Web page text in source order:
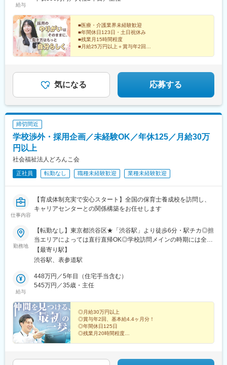
給与
■医療・介護業界未経験歓迎
■年間休日123日・土日祝休み
■残業月15時間程度
■月給25万円以上＋賞与年2回
気になる 応募する
締切間近
学校渉外・採用企画／未経験OK／年休125／月給30万
円以上
社会福祉法人どろんこ会
正社員 転勤なし 職種未経験歓迎 業種未経験歓迎
仕事内容
【育成体制充実で安心スタート】全国の保育士養成校を訪問し、
キャリアセンターとの関係構築をお任せします
勤務地
【転勤なし】東京都渋谷区★「渋谷駅」より徒歩6分・駅チカ◎担
当エリアによっては直行直帰OK◎学校訪問メインの時期には全国
への出張があります▼勤務地詳細東京都渋谷区渋谷1-2-5 MFPR渋
谷ビル13F※アクセス：各線「渋谷駅」徒歩7分、「表参道駅」徒
っています◆◆心に余裕をもち、品質の高い業務を行えるような
オフィス環境づくりを徹底しています。◎休憩室完備！眺めがよ
コーヒー飲み放題！◎100円で購入できる＜オフィスおかん＞完
備◎グループ施設で製造したパウンドケーキの販売あり
【最寄り駅】
渋谷駅、表参道駅
給与
448万円／5年目（住宅手当含む）
545万円／35歳・主任
◎月給30万円以上
◎賞与年2回、基本給4.4ヶ月分！
◎年間休日125日
◎残業月20時間程度
未経験から学生のキャリア支援担当として活躍できる仕